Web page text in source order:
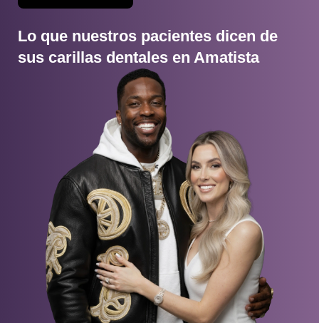
Lo que nuestros pacientes dicen de
sus carillas dentales en Amatista